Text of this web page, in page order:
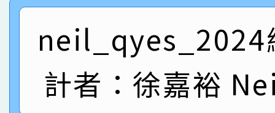
名
倩參加桃園市科展 國
名 指導老師王老師、
賀！本校四年二班張O
園市英語競賽國小朗讀
賀！本校參加桃園市中
neil_qyes_2024
計者：徐嘉裕